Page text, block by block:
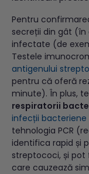
Pentru
secreții din gât
infectate (de
Testele
antigenului
pentru că oferă
minute). În plus,
respiratorii
infecții
tehnologia PCR
identifica rapid și
streptococi, și
care cauzează